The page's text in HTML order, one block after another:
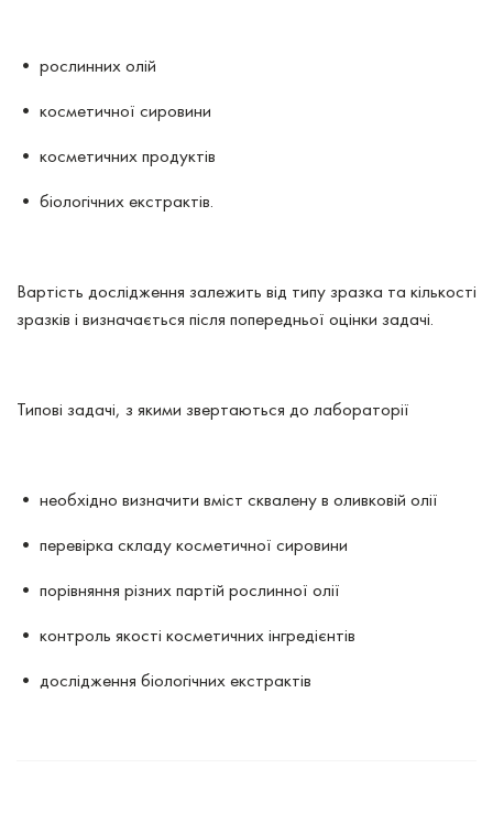
• рослинних олій
• косметичної сировини
• косметичних продуктів
• біологічних екстрактів.
Вартість дослідження залежить від типу зразка та кількості
зразків і визначається після попередньої оцінки задачі.
Типові задачі, з якими звертаються до лабораторії
• необхідно визначити вміст сквалену в оливковій олії
• перевірка складу косметичної сировини
• порівняння різних партій рослинної олії
• контроль якості косметичних інгредієнтів
• дослідження біологічних екстрактів